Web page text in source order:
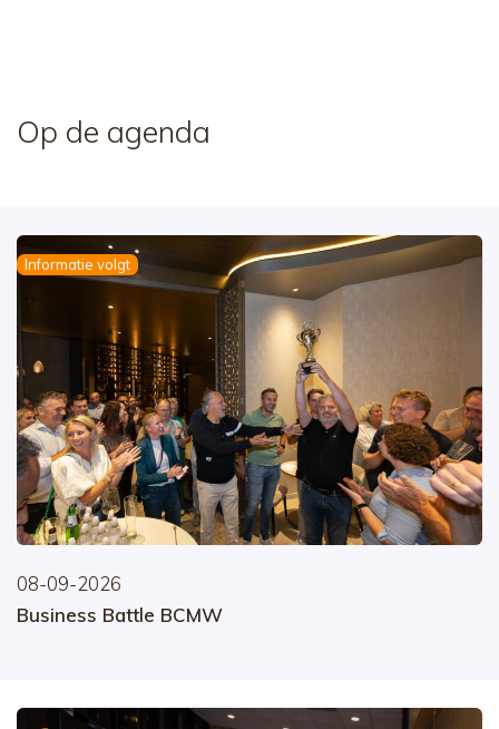
Op de agenda
Informatie volgt
08-09-2026
Business Battle BCMW